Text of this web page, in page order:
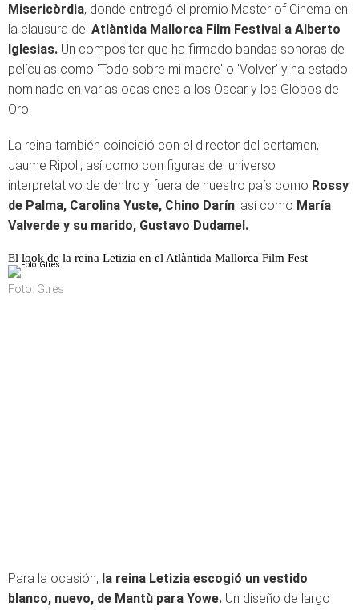
Misericòrdia, donde entregó el premio Master of Cinema en
la clausura del Atlàntida Mallorca Film Festival a Alberto
Iglesias. Un compositor que ha firmado bandas sonoras de
películas como 'Todo sobre mi madre' o 'Volver' y ha estado
nominado en varias ocasiones a los Oscar y los Globos de
Oro.
La reina también coincidió con el director del certamen,
Jaume Ripoll; así como con figuras del universo
interpretativo de dentro y fuera de nuestro país como Rossy
de Palma, Carolina Yuste, Chino Darín, así como María
Valverde y su marido, Gustavo Dudamel.
El look de la reina Letizia en el Atlàntida Mallorca Film Fest
Foto: Gtres
Para la ocasión, la reina Letizia escogió un vestido
blanco, nuevo, de Mantù para Yowe. Un diseño de largo